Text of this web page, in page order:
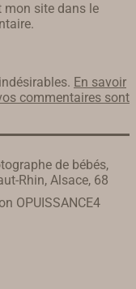
mon site dans le
En savoir
commentaires sont
de bébés,
Rhin, Alsace, 68
OPUISSANCE4